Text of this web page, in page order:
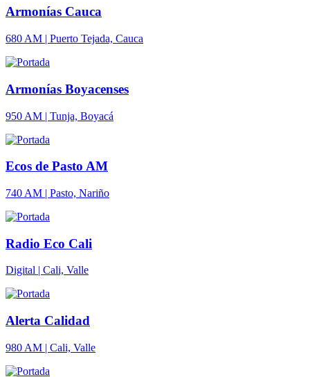
Armonías Cauca
680 AM | Puerto Tejada, Cauca
Armonías Boyacenses
950 AM | Tunja, Boyacá
Ecos de Pasto AM
740 AM | Pasto, Nariño
Radio Eco Cali
Digital | Cali, Valle
Alerta Calidad
980 AM | Cali, Valle